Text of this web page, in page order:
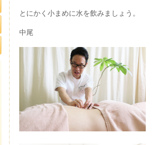
とにかく小まめに水を飲みましょう。
中尾